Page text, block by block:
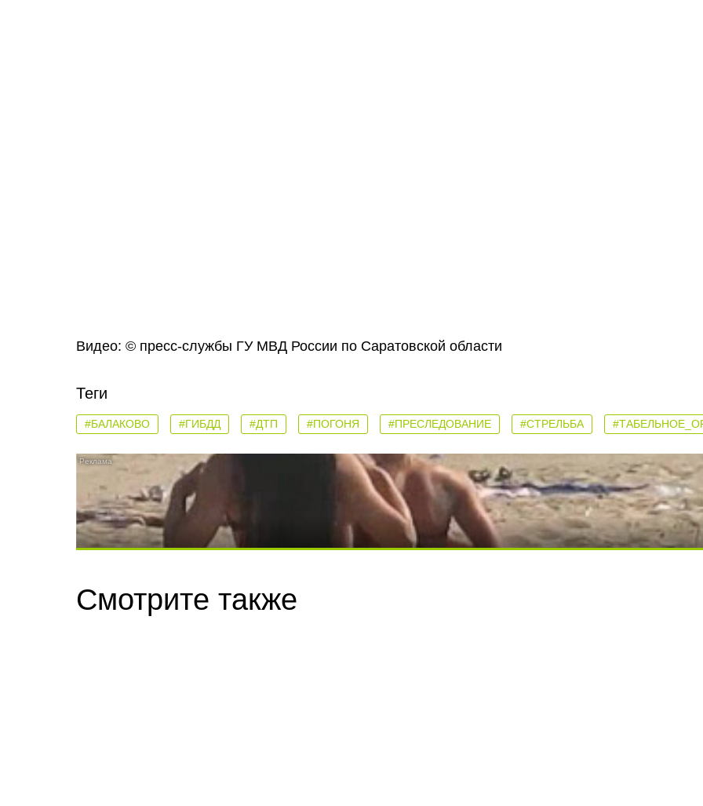
Видео: © пресс-службы ГУ МВД России по Саратовской области
Теги
#БАЛАКОВО #ГИБДД #ДТП #ПОГОНЯ #ПРЕСЛЕДОВАНИЕ #СТРЕЛЬБА
Скрытая камера на пляже Крыма: Что люди вытворяют, когда их не видят...
Смотрите также